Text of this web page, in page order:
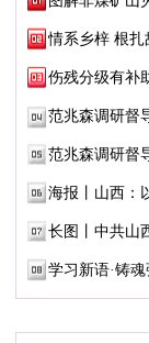
情系乡梓 根
伤残分级有补
范兆森调研督
范兆森调研督
海报丨山西：
长图丨中共山
学习新语·铸